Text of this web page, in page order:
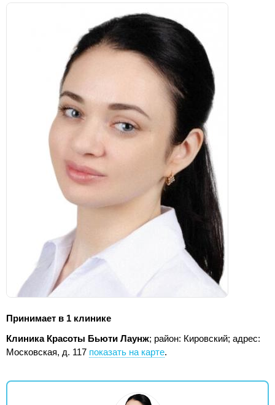
Принимает в 1 клинике
Клиника Красоты Бьюти Лаунж; район: Кировский; адрес:
Московская, д. 117 показать на карте.